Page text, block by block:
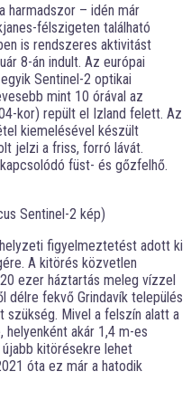
harmadszor – idén már
félszigeten található
is rendszeres aktivitást
8-án indult. Az európai
Sentinel-2 optikai
mint 10 órával az
kor) repült el Izland felett. Az
kiemelésével készült
jelzi a friss, forró lávát.
füst- és gőzfelhő.
Sentinel-2 kép)
figyelmeztetést adott ki
A kitörés közvetlen
ezer háztartás meleg vízzel
délre fekvő Grindavík település
Mivel a felszín alatt a
helyenként akár 1,4 m-es
kitörésekre lehet
óta ez már a hatodik